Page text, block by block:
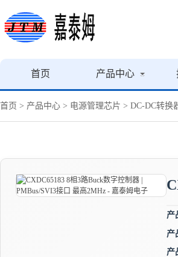
首页 产品中心
首页 > 产品中心 > 电源管理芯片 > DC-DC转换
产
产
产